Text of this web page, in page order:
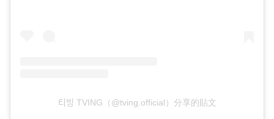
티빙 TVING（@tving.official）分享的貼文